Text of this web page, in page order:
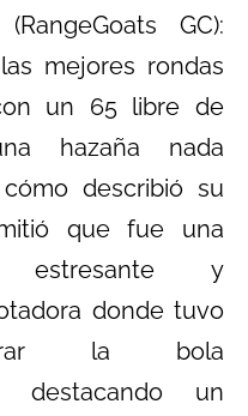
(RangeGoats GC):
mejores rondas
un 65 libre de
hazaña nada
describió su
que fue una
y
donde tuvo
la bola
destacando un